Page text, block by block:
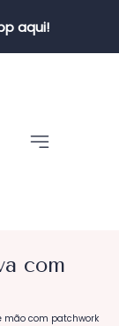
aqui!
com
mão com patchwork